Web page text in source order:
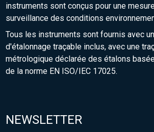
instruments sont conçus pour une
surveillance des conditions
Tous les instruments sont fournis avec
d'étalonnage traçable inclus, avec une
métrologique déclarée des étalons
de la norme EN ISO/IEC 17025.
NEWSLETTER